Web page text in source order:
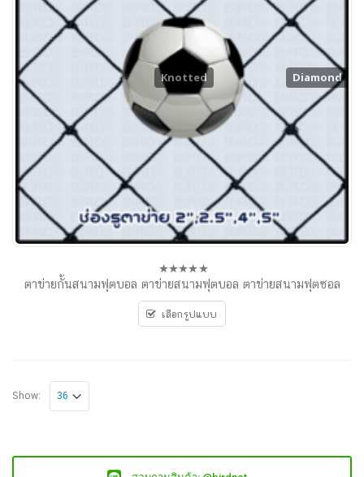
Diamond
Knotted
0
5
ตาข่ายกั้นสนามฟุตบอล ตาข่ายสนามฟุตบอล ตาข่ายสนามฟุตซอล
เลือกรูปแบบ
Show: